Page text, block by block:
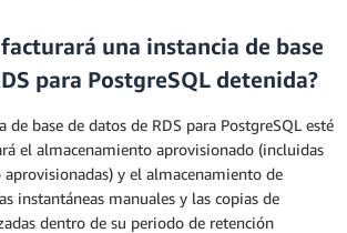
facturará una instancia de base
para PostgreSQL detenida?
de base de datos de RDS para PostgreSQL esté
el almacenamiento aprovisionado (incluidas
y el almacenamiento de
instantáneas manuales y las copias de
dentro de su periodo de retención